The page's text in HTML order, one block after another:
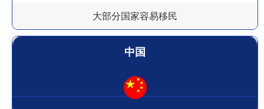
大部分国家容易移民
中国